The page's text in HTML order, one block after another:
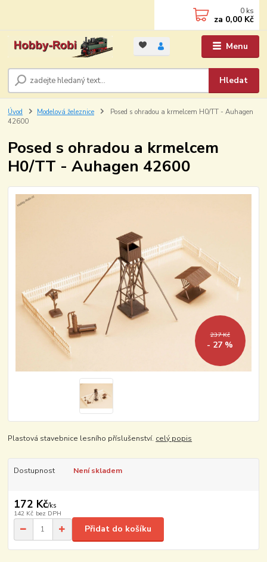
Menu
Hledat
0 ks
za 0,00 Kč
Úvod Modelová železnice
Posed s ohradou a krmelcem H0/TT - Auhagen
42600
Posed s ohradou a krmelcem
H0/TT - Auhagen 42600
237 Kč
- 27 %
Plastová stavebnice lesního příslušenství. celý popis
Dostupnost Není skladem
172 Kč/ks
142 Kč bez DPH
Přidat do košíku